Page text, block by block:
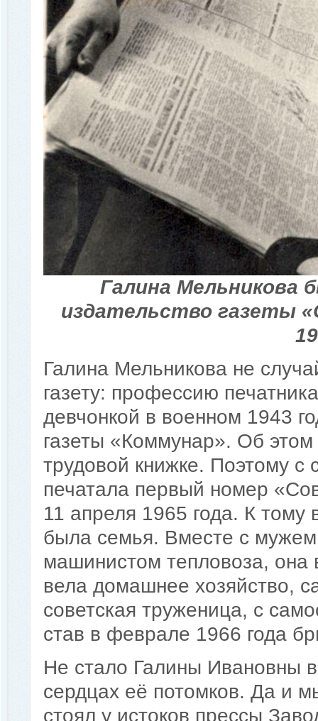
Галина Мельникова
издательство газеты
Галина Мельникова не
газету: профессию
девчонкой в военном 1943
газеты «Коммунар». Об этом
трудовой книжке. Поэтому с
печатала первый номер
11 апреля 1965 года. К
была семья. Вместе с
машинистом тепловоза, она
вела домашнее хозяйство,
советская труженица, с
став в феврале 1966 года
Не стало Галины Ивановны
сердцах её потомков. Да и
стоял у истоков прессы